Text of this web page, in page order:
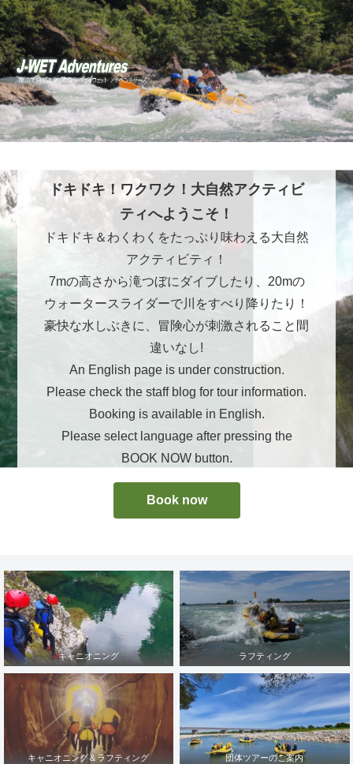
ドキドキ！ワクワク！大自然アクティビ
ティへようこそ！
ドキドキ＆わくわくをたっぷり味わえる大自然
アクティビティ！
7mの高さから滝つぼにダイブしたり、20mの
ウォータースライダーで川をすべり降りたり！
豪快な水しぶきに、冒険心が刺激されること間
違いなし!
An English page is under construction.
Please check the staff blog for tour information.
Booking is available in English.
Please select language after pressing the
BOOK NOW button.
Book now
キャニオニング ラフティング
キャニオニング＆ラフティング 団体ツアーのご案内